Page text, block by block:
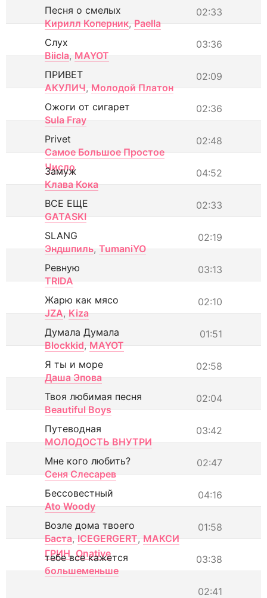
02:33
Песня о смелых
Кирилл Коперник, Paella
03:36
Слух
Biicla, MAYOT
02:09
ПРИВЕТ
АКУЛИЧ, Молодой Платон
02:36
Ожоги от сигарет
Sula Fray
02:48
Privet
Самое Большое Простое
Число
04:52
Замуж
Клава Кока
02:33
ВСЕ ЕЩЕ
GATASKI
02:19
SLANG
Эндшпиль, TumaniYO
03:13
Ревную
TRIDA
02:10
Жарю как мясо
JZA, Kiza
01:51
Думала Думала
Blockkid, MAYOT
02:58
Я ты и море
Даша Эпова
02:04
Твоя любимая песня
Beautiful Boys
03:42
Путеводная
МОЛОДОСТЬ ВНУТРИ
02:47
Мне кого любить?
Сеня Слесарев
04:16
Бессовестный
Ato Woody
01:58
Возле дома твоего
Баста, ICEGERGERT, МАКСИ
ГРИН, Onative 03:38
тебе все кажется
большеменьше
02:41